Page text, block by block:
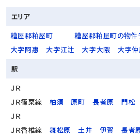
エリア
糟屋郡粕屋町
糟屋郡粕屋町の物件
大字阿惠
大字江辻 大字大隈 大字
駅
ＪＲ
ＪＲ篠栗線
柚須 原町 長者原 門松
ＪＲ
ＪＲ香椎線
舞松原 土井 伊賀 長者